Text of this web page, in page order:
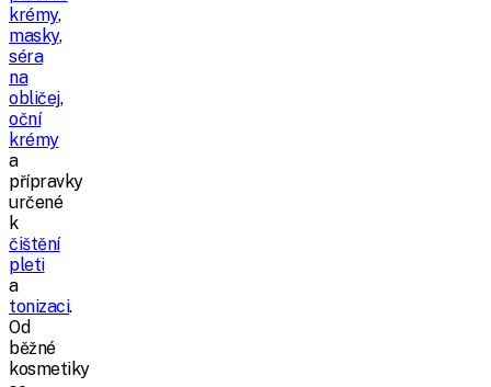
krémy,
masky,
séra
na
obličej,
oční
krémy
a
přípravky
určené
k
čištění
pleti
a
tonizaci.
Od
běžné
kosmetiky